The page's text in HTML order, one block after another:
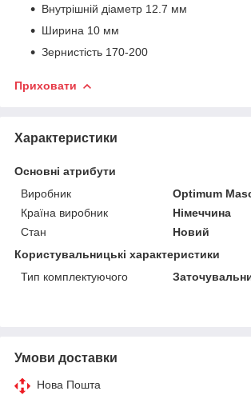
Внутрішній діаметр 12.7 мм
Ширина 10 мм
Зернистість 170-200
Приховати
Характеристики
Основні атрибути
Виробник
Optimum
Країна виробник
Німеччина
Стан
Новий
Користувальницькі характеристики
Тип комплектуючого
Умови доставки
Нова Пошта